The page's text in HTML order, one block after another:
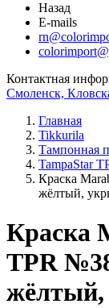
Назад
E-mails
Контактная
Смоленск,
Главная
Tikkurila
Тампонная
TampaStar
Краска
жёлтый,
Краска
TPR